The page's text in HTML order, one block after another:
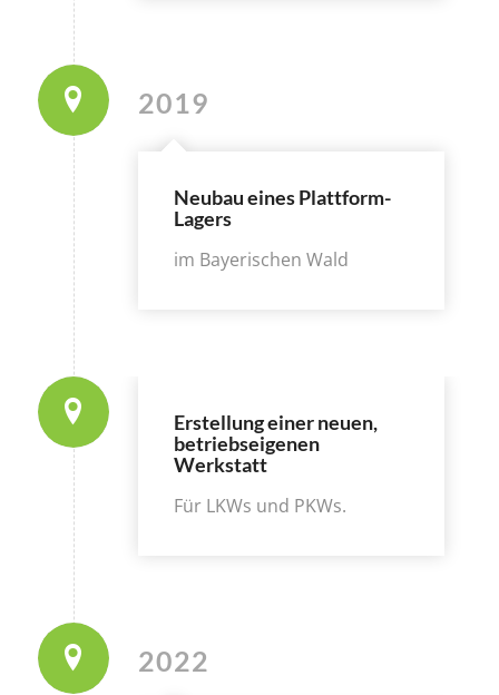
2019
Neubau eines Plattform-
Lagers
im Bayerischen Wald
Erstellung einer neuen,
betriebseigenen
Werkstatt
Für LKWs und PKWs.
2022